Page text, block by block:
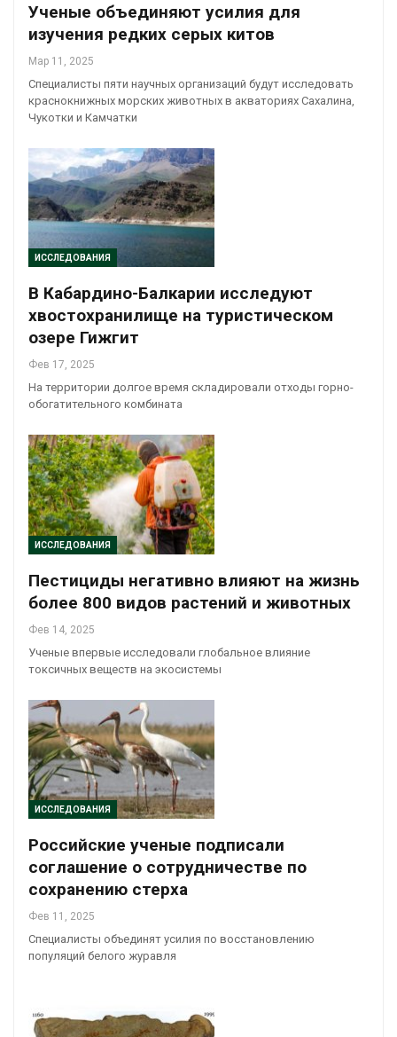
Ученые объединяют усилия для
изучения редких серых китов
Мар 11, 2025
Специалисты пяти научных организаций будут исследовать
краснокнижных морских животных в акваториях Сахалина,
Чукотки и Камчатки
ИССЛЕДОВАНИЯ
В Кабардино-Балкарии исследуют
хвостохранилище на туристическом
озере Гижгит
Фев 17, 2025
На территории долгое время складировали отходы горно-
обогатительного комбината
ИССЛЕДОВАНИЯ
Пестициды негативно влияют на жизнь
более 800 видов растений и животных
Фев 14, 2025
Ученые впервые исследовали глобальное влияние
токсичных веществ на экосистемы
ИССЛЕДОВАНИЯ
Российские ученые подписали
соглашение о сотрудничестве по
сохранению стерха
Фев 11, 2025
Специалисты объединят усилия по восстановлению
популяций белого журавля